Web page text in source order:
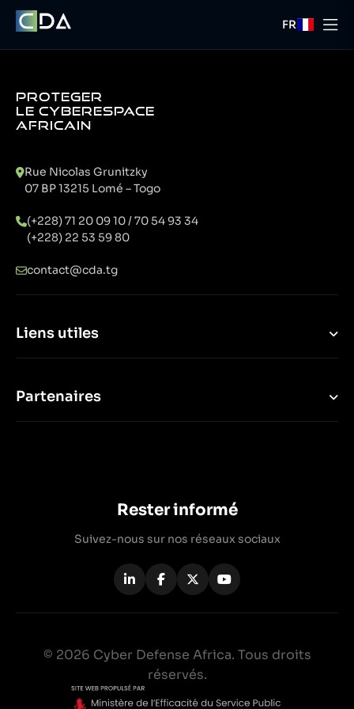
FR
PROTEGER
LE CYBERESPACE
AFRICAIN
Rue Nicolas Grunitzky
07 BP 13215 Lomé – Togo
(+228) 71 20 09 10 / 70 54 93 34
(+228) 22 53 59 80
contact@cda.tg
Liens utiles
Partenaires
Rester informé
Suivez-nous sur nos réseaux sociaux
© 2026 Cyber Defense Africa. Tous droits
réservés.